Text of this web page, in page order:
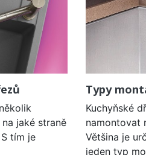
jaké straně
tím je
Typy
Kuchyňské
namontovat
Většina je
jeden typ